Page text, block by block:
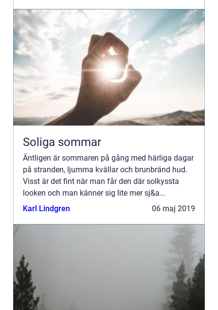
Soliga sommar
Äntligen är sommaren på gång med härliga dagar
på stranden, ljumma kvällar och brunbränd hud.
Visst är det fint när man får den där solkyssta
looken och man känner sig lite mer sj&a...
Karl Lindgren
06 maj 2019